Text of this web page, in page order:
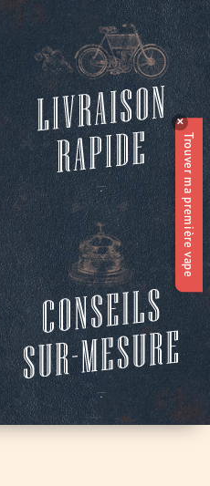
✕
Trouver ma première vape